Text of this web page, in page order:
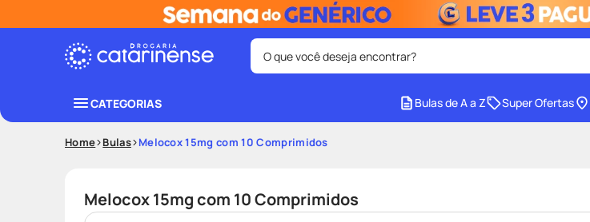
O que você deseja encontrar?
3º shampoo
7º protetor solar 8º desodorante
CATEGORIAS Bulas de A a Z Super Ofertas
Home Bulas Melocox 15mg com 10 Comprimidos
Melocox 15mg com 10 Comprimidos